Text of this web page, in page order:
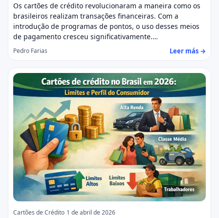
Os cartões de crédito revolucionaram a maneira como os
brasileiros realizam transações financeiras. Com a
introdução de programas de pontos, o uso desses meios
de pagamento cresceu significativamente.…
Pedro Farias Leer más →
Cartões de Crédito 1 de abril de 2026